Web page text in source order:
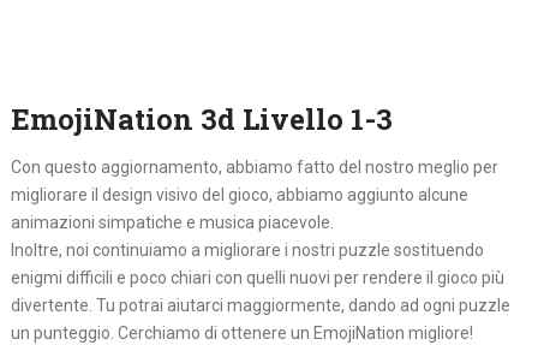
EmojiNation 3d Livello 1-3
Con questo aggiornamento, abbiamo fatto del nostro meglio per
migliorare il design visivo del gioco, abbiamo aggiunto alcune
animazioni simpatiche e musica piacevole.
Inoltre, noi continuiamo a migliorare i nostri puzzle sostituendo
enigmi difficili e poco chiari con quelli nuovi per rendere il gioco più
divertente. Tu potrai aiutarci maggiormente, dando ad ogni puzzle
un punteggio. Cerchiamo di ottenere un EmojiNation migliore!